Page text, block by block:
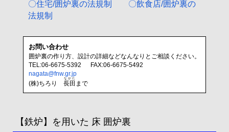
〇住宅/囲炉裏の法規制
〇飲食店/囲炉裏の
法規制
お問い合わせ
囲炉裏の作り方、設計の詳細などなんなりとご相談ください。
TEL:06-6675-5392 FAX:06-6675-5492
nagata@fnw.gr.jp
(株)ちろり 長田
ながた
まで
【鉄炉】を用いた 床 囲炉裏